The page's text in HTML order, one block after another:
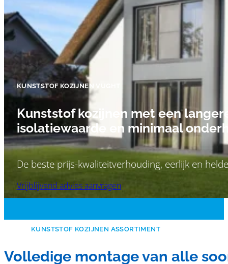
KUNSTSTOF KOZIJNEN VUGHT
Kunststof kozijnen met een
isolatiewaarde en minimaal
De beste prijs-kwaliteitverhouding, eerlijk en
Vrijblijvend advies aanvragen
KUNSTSTOF KOZIJNEN ASSORTIMENT
Volledige montage van alle